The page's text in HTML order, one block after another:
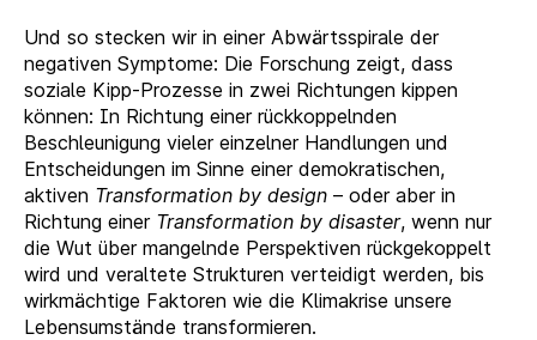
Und so stecken wir in einer Abwärtsspirale der
negativen Symptome: Die Forschung zeigt, dass
soziale Kipp-Prozesse in zwei Richtungen kippen
können: In Richtung einer rückkoppelnden
Beschleunigung vieler einzelner Handlungen und
Entscheidungen im Sinne einer demokratischen,
aktiven Transformation by design – oder aber in
Richtung einer Transformation by disaster, wenn nur
die Wut über mangelnde Perspektiven rückgekoppelt
wird und veraltete Strukturen verteidigt werden, bis
wirkmächtige Faktoren wie die Klimakrise unsere
Lebensumstände transformieren.